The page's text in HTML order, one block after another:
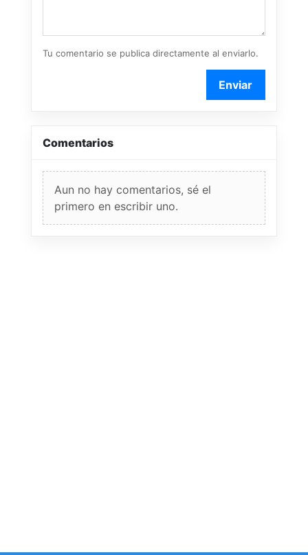
Tu comentario se publica directamente al enviarlo.
Enviar
Comentarios
Aun no hay comentarios, sé el
primero en escribir uno.